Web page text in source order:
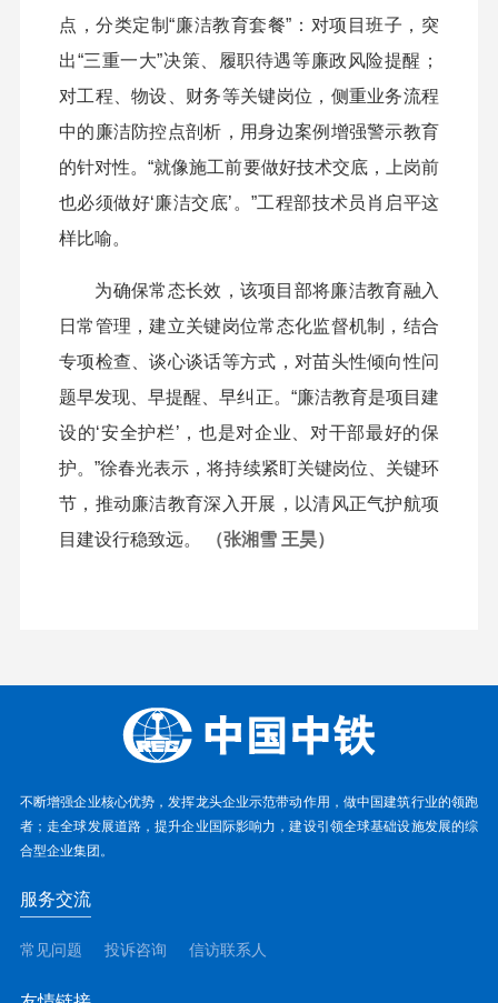
点，分类定制“廉洁教育套餐”：对项目班子，突
出“三重一大”决策、履职待遇等廉政风险提醒；
对工程、物设、财务等关键岗位，侧重业务流程
中的廉洁防控点剖析，用身边案例增强警示教育
的针对性。“就像施工前要做好技术交底，上岗前
也必须做好‘廉洁交底’。”工程部技术员肖启平这
样比喻。
为确保常态长效，该项目部将廉洁教育融入
日常管理，建立关键岗位常态化监督机制，结合
专项检查、谈心谈话等方式，对苗头性倾向性问
题早发现、早提醒、早纠正。“廉洁教育是项目建
设的‘安全护栏’，也是对企业、对干部最好的保
护。”徐春光表示，将持续紧盯关键岗位、关键环
节，推动廉洁教育深入开展，以清风正气护航项
目建设行稳致远。
（张湘雪 王昊）
不断增强企业核心优势，发挥龙头企业示范带动作用，做中国建筑行业的领跑
者；走全球发展道路，提升企业国际影响力，建设引领全球基础设施发展的综
合型企业集团。
服务交流
常见问题 投诉咨询 信访联系人